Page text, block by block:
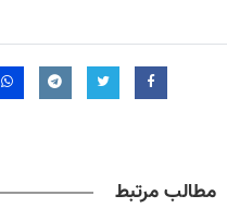
مطالب مرتبط